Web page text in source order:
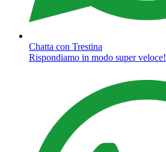
Chatta con Trestina
Rispondiamo in modo super veloce!